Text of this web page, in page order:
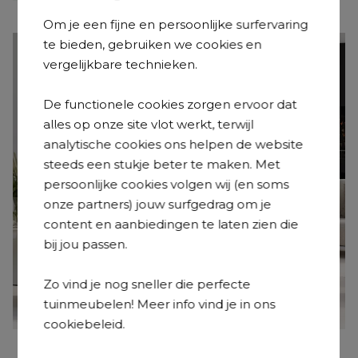
Om je een fijne en persoonlijke surfervaring
te bieden, gebruiken we cookies en
vergelijkbare technieken.
De functionele cookies zorgen ervoor dat
alles op onze site vlot werkt, terwijl
analytische cookies ons helpen de website
steeds een stukje beter te maken. Met
persoonlijke cookies volgen wij (en soms
onze partners) jouw surfgedrag om je
content en aanbiedingen te laten zien die
bij jou passen.
Zo vind je nog sneller die perfecte
tuinmeubelen! Meer info vind je in ons
cookiebeleid.